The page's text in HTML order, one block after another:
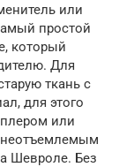
или
простой
который
Для
ткань с
для этого
или
Шевроле. Без